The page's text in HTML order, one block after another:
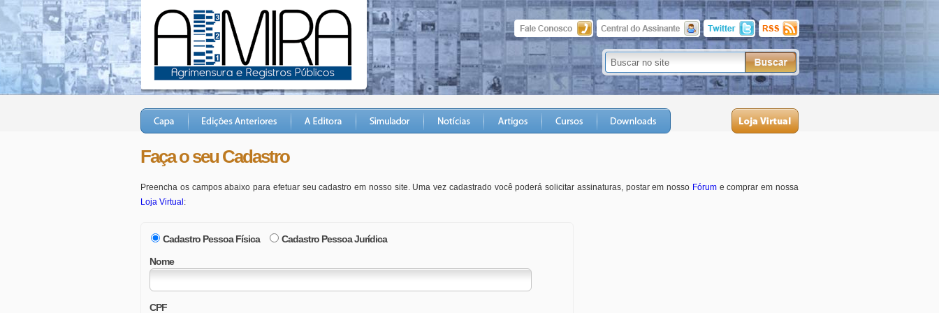
Faça o seu Cadastro
Preencha os campos abaixo para efetuar seu cadastro em nosso site. Uma vez cadastrado você poderá solicitar assinaturas, postar em nosso Fórume comprar em nossa
Loja Virtual :
Cadastro Pessoa Física
Cadastro Pessoa Jurídica
Nome
CPF